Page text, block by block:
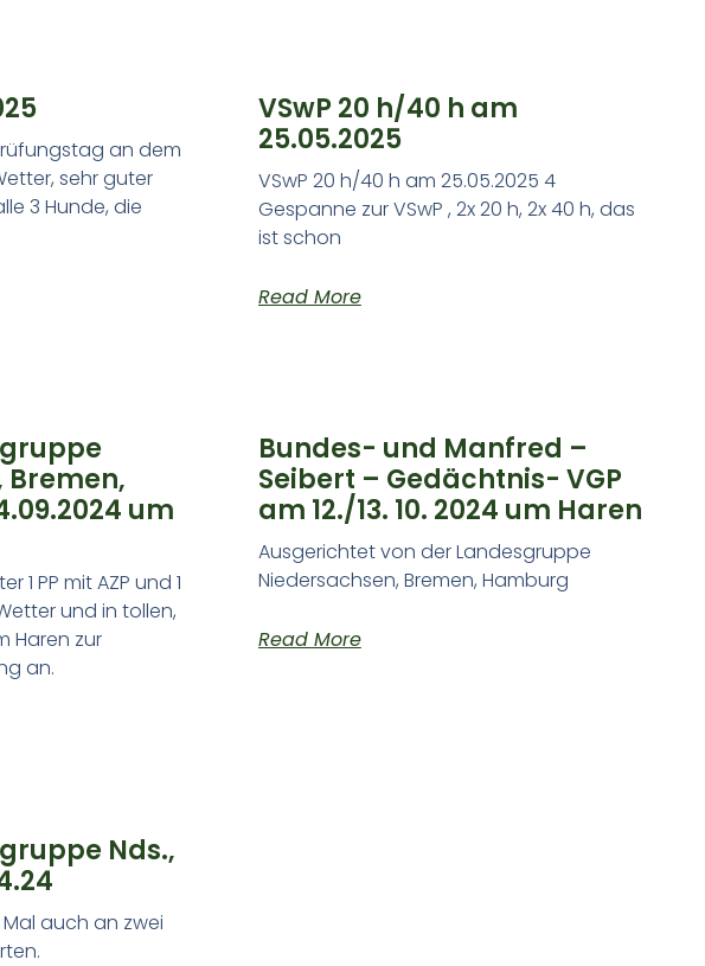
an dem
sehr guter
3 Hunde, die
VSwP 20 h/40 h am
25.05.2025
VSwP 20 h/40 h am 25.05.2025 4
Gespanne zur VSwP , 2x 20 h, 2x 40 h, das
ist schon
Read More
Bremen,
um
1 PP mit AZP und 1
und in tollen,
Haren zur
an.
Bundes- und Manfred –
Seibert – Gedächtnis- VGP
am 12./13. 10. 2024 um Haren
Ausgerichtet von der Landesgruppe
Niedersachsen, Bremen, Hamburg
Read More
Nds.,
auch an zwei